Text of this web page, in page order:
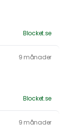
Blocket.se
9 månader
Blocket.se
9 månader